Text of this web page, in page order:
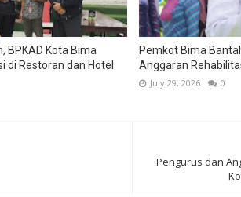
BPKAD Kota Bima
di Restoran dan Hotel
Pemkot Bima
Anggaran
July 29, 2026 0
Pengurus dan